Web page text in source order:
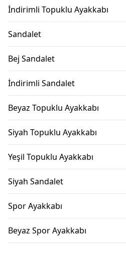
İndirimli Topuklu Ayakkabı
Sandalet
Bej Sandalet
İndirimli Sandalet
Beyaz Topuklu Ayakkabı
Siyah Topuklu Ayakkabı
Yeşil Topuklu Ayakkabı
Siyah Sandalet
Spor Ayakkabı
Beyaz Spor Ayakkabı